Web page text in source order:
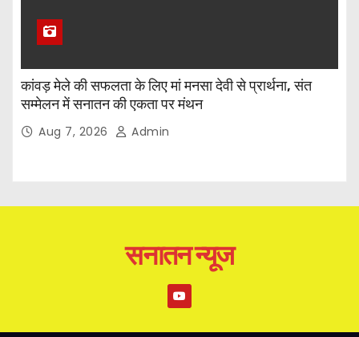
कांवड़ मेले की सफलता के लिए मां मनसा देवी से प्रार्थना, संत
सम्मेलन में सनातन की एकता पर मंथन
Aug 7, 2026 Admin
सनातन न्यूज